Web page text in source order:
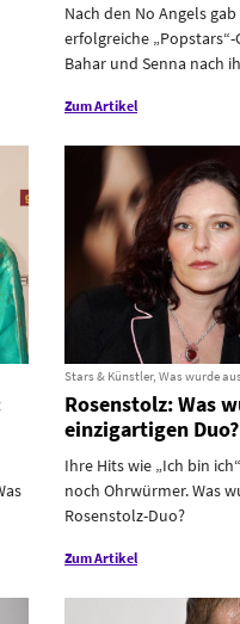
Nach den No Angels
erfolgreiche
Bahar und Senna nach
Zum Artikel
Stars & Künstler, Was wurde
Rosenstolz: Was
einzigartigen Duo?
Ihre Hits wie „Ich bin
noch Ohrwürmer. Was
Rosenstolz-Duo?
Zum Artikel